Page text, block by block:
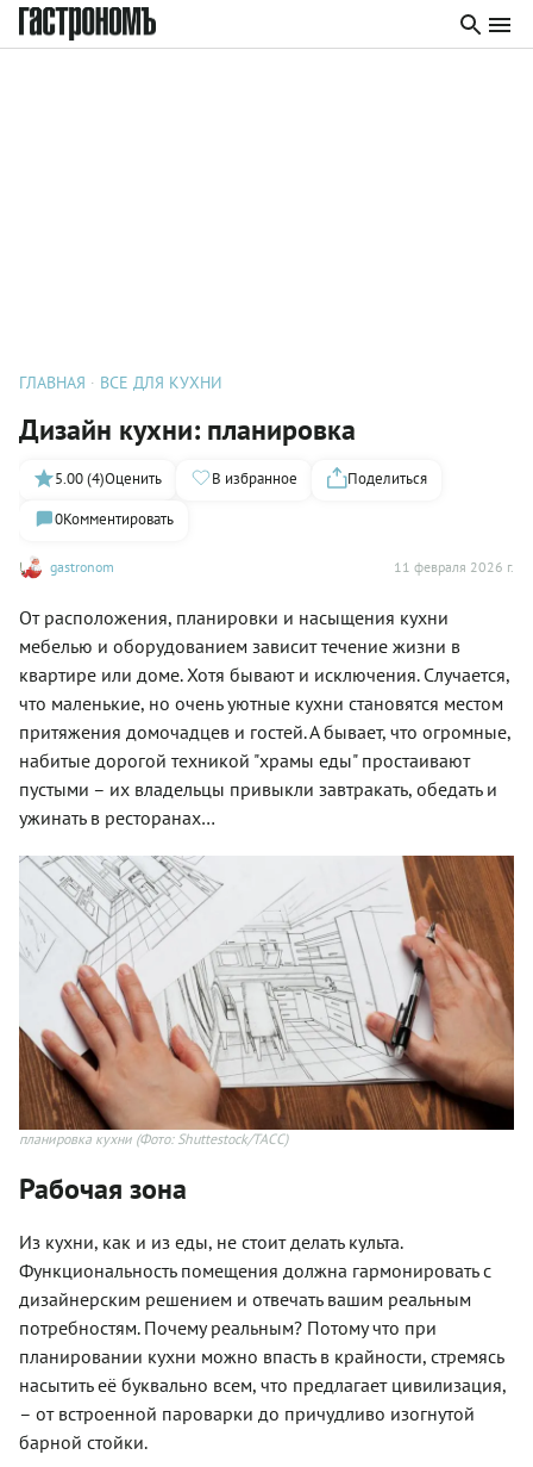
ГЛАВНАЯ ВСЕ ДЛЯ КУХНИ
Дизайн кухни: планировка
gastronom 11 февраля 2026 г.
5.00 (4)Оценить В избранное
Поделиться
0Комментировать
От расположения, планировки и насыщения кухни
мебелью и оборудованием зависит течение жизни в
квартире или доме. Хотя бывают и исключения.Случается,
что маленькие, но очень уютные кухни становятся местом
притяжения домочадцев и гостей. А бывает, что огромные,
набитые дорогой техникой "храмы еды" простаивают
пустыми – их владельцы привыкли завтракать, обедать и
ужинать в ресторанах…
планировка кухни (Фото: Shuttestock/ТАСС)
Рабочая зона
Из кухни, как и из еды, не стоит делать культа.
Функциональность помещения должна гармонировать с
дизайнерским решением и отвечать вашим реальным
потребностям. Почему реальным? Потому что при
планировании кухни можно впасть в крайности, стремясь
насытить её буквально всем, что предлагает цивилизация,
– от встроенной пароварки до причудливо изогнутой
барной стойки.